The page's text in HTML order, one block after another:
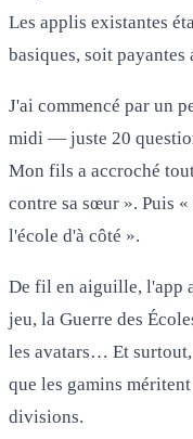
Les applis existantes
basiques, soit payantes
J'ai commencé par un
midi — juste 20
Mon fils a accroché
contre sa sœur ». Puis
l'école d'à côté ».
De fil en aiguille, l'app
jeu, la Guerre des
les avatars… Et surtout,
que les gamins
divisions.